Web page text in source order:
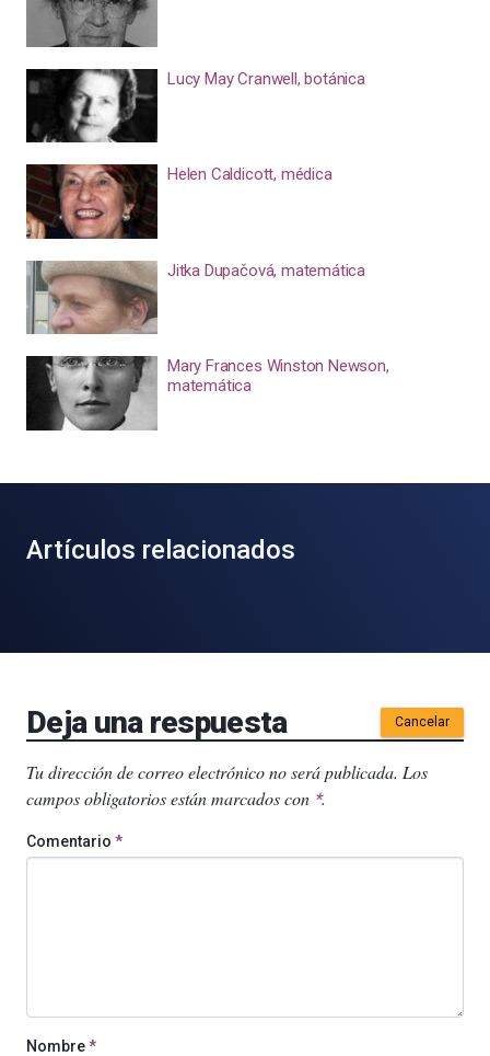
Lucy May Cranwell, botánica
Helen Caldicott, médica
Jitka Dupačová, matemática
Mary Frances Winston Newson,
matemática
Artículos relacionados
Deja una respuesta Cancelar
Tu dirección de correo electrónico no será publicada. Los
campos obligatorios están marcados con *.
Comentario *
Nombre*